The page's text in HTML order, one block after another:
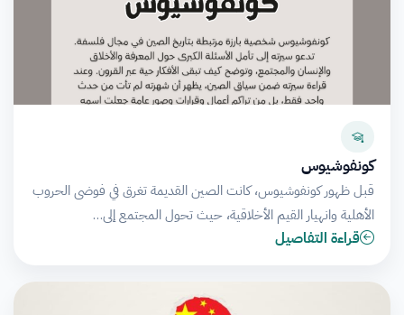
كونفوشيوس
قبل ظهور كونفوشيوس، كانت الصين القديمة تغرق في فوضى الحروب
الأهلية وانهيار القيم الأخلاقية، حيث تحول المجتمع إلى…
قراءة التفاصيل